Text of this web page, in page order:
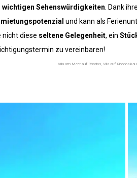
Sehenswürdigkeiten . Dank
und kann als
nicht diese seltene Gelegenheit, ein
zu vereinbaren!
Villa am Meer auf Rhodos, Villa auf Rhodos